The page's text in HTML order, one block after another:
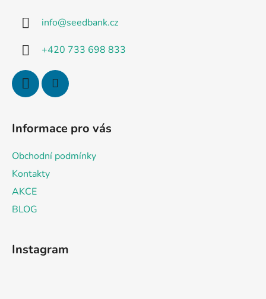
info@seedbank.cz
+420 733 698 833
Informace pro vás
Obchodní podmínky
Kontakty
AKCE
BLOG
Instagram